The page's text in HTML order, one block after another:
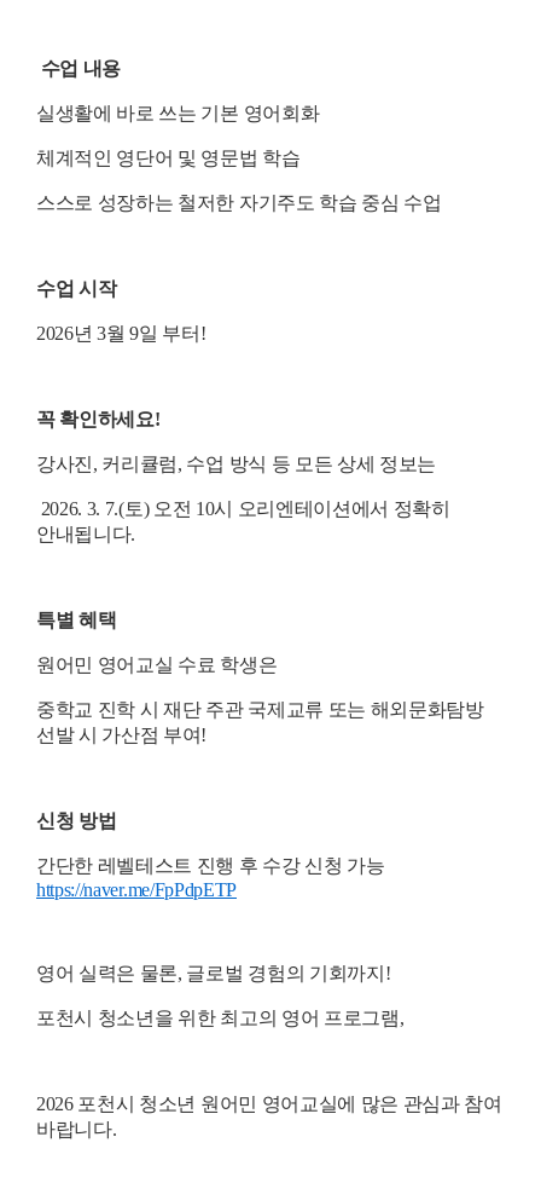
수업 내용
실생활에 바로 쓰는 기본 영어회화
체계적인 영단어 및 영문법 학습
스스로 성장하는 철저한 자기주도 학습 중심 수업
수업 시작
2026년 3월 9일 부터!
꼭 확인하세요!
강사진, 커리큘럼, 수업 방식 등 모든 상세 정보는
2026. 3. 7.(토) 오전 10시 오리엔테이션에서 정확히
안내됩니다.
특별 혜택
원어민 영어교실 수료 학생은
중학교 진학 시 재단 주관 국제교류 또는 해외문화탐방
선발 시 가산점 부여!
신청 방법
간단한 레벨테스트 진행 후 수강 신청 가능
https://naver.me/FpPdpETP
영어 실력은 물론, 글로벌 경험의 기회까지!
포천시 청소년을 위한 최고의 영어 프로그램,
2026 포천시 청소년 원어민 영어교실에 많은 관심과 참여
바랍니다.